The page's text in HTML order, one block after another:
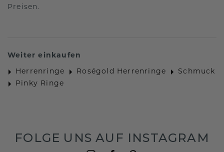
Preisen.
Weiter einkaufen
Herrenringe Roségold Herrenringe
Schmuck
Pinky Ringe
FOLGE UNS AUF INSTAGRAM